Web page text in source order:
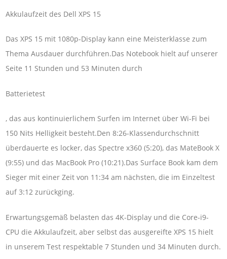
Akkulaufzeit des Dell XPS 15
Das XPS 15 mit 1080p-Display kann eine Meisterklasse zum
Thema Ausdauer durchführen.Das Notebook hielt auf unserer
Seite 11 Stunden und 53 Minuten durch
Batterietest
, das aus kontinuierlichem Surfen im Internet über Wi-Fi bei
150 Nits Helligkeit besteht.Den 8:26-Klassendurchschnitt
überdauerte es locker, das Spectre x360 (5:20), das MateBook X
(9:55) und das MacBook Pro (10:21).Das Surface Book kam dem
Sieger mit einer Zeit von 11:34 am nächsten, die im Einzeltest
auf 3:12 zurückging.
Erwartungsgemäß belasten das 4K-Display und die Core-i9-
CPU die Akkulaufzeit, aber selbst das ausgereifte XPS 15 hielt
in unserem Test respektable 7 Stunden und 34 Minuten durch.